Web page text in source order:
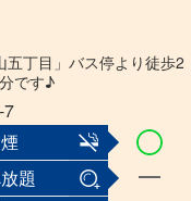
丁目」バス停より徒歩2
です♪
7
題